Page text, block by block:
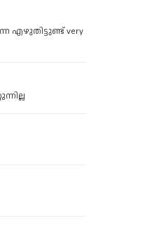
എഴുതിട്ടുണ്ട് very